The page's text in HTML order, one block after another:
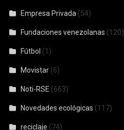
Empresa Privada (54)
Fundaciones venezolanas (120)
Fútbol (1)
Movistar (6)
Noti-RSE (663)
Novedades ecológicas (117)
reciclaje (74)